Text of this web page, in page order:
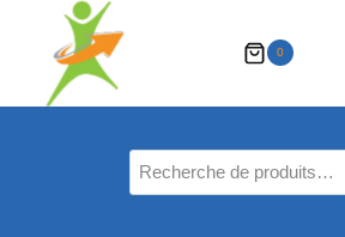
contenu
0
Recherche
pour :